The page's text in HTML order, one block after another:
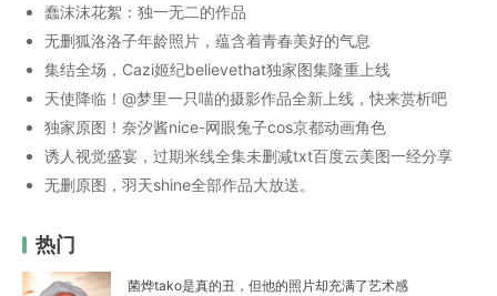
蠢沫沫花絮：独一无二的作品
无删狐洛洛子年龄照片，蕴含着青春美好的气息
集结全场，Cazi姬纪believethat独家图集隆重上线
天使降临！@梦里一只喵的摄影作品全新上线，快来赏析吧
独家原图！奈汐酱nice-网眼兔子cos京都动画角色
诱人视觉盛宴，过期米线全集未删减txt百度云美图一经分享
无删原图，羽天shine全部作品大放送。
热门
菌烨tako是真的丑，但他的照片却充满了艺术感